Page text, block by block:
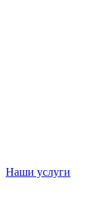
Наши услуги